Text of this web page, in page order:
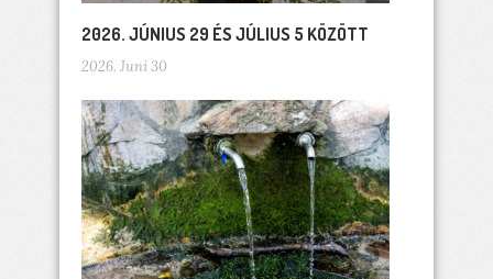
2026. JÚNIUS 29 ÉS JÚLIUS 5 KÖZÖTT
2026. Juni 30